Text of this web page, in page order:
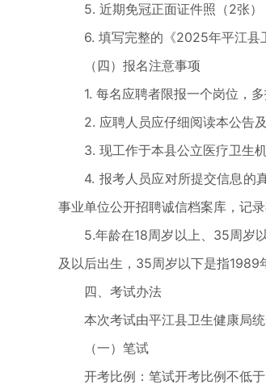
5. 近期免冠正面证件照（2张）
6. 填写完整的《2025年平江县卫
（四）报名注意事项
1. 每名应聘者限报一个岗位，多
2. 应聘人员应仔细阅读本公告及
3. 现工作于本县公立医疗卫生机
4. 报考人员应对所提交信息的真
事业单位公开招聘诚信档案库，记录
5.年龄在18周岁以上、35周岁以
及以后出生，35周岁以下是指1989
四、考试办法
本次考试由平江县卫生健康局统
（一）笔试
开考比例：笔试开考比例不低于